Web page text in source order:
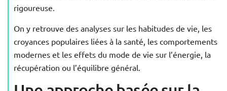
rigoureuse.
On y retrouve des analyses sur les habitudes de vie, les
croyances populaires liées à la santé, les comportements
modernes et les effets du mode de vie sur l’énergie, la
récupération ou l’équilibre général.